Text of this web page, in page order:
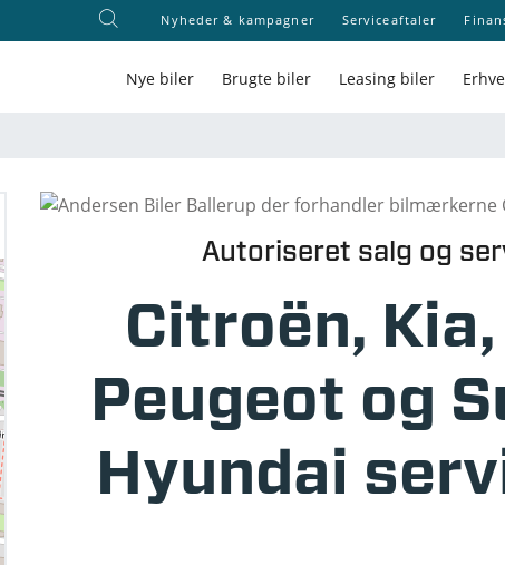
Nyheder & kampagner Serviceaftaler
Nye biler Brugte biler Leasing biler
Autoriseret salg og
Citroën, Kia,
Peugeot og
Hyundai